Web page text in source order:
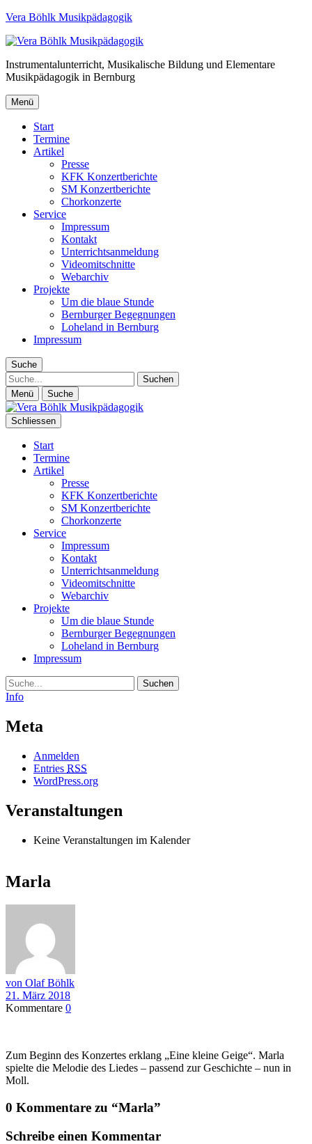
Vera Böhlk Musikpädagogik
Instrumentalunterricht, Musikalische Bildung und Elementare
Musikpädagogik in Bernburg
Menü
Start
Termine
Artikel
Presse
KFK Konzertberichte
SM Konzertberichte
Chorkonzerte
Service
Impressum
Kontakt
Unterrichtsanmeldung
Videomitschnitte
Webarchiv
Projekte
Um die blaue Stunde
Bernburger Begegnungen
Loheland in Bernburg
Impressum
Suche
Suche
Menü Suche
Schliessen
Start
Termine
Artikel
Presse
KFK Konzertberichte
SM Konzertberichte
Chorkonzerte
Service
Impressum
Kontakt
Unterrichtsanmeldung
Videomitschnitte
Webarchiv
Projekte
Um die blaue Stunde
Bernburger Begegnungen
Loheland in Bernburg
Impressum
Suche
Info
Meta
Anmelden
Entries RSS
WordPress.org
Veranstaltungen
Keine Veranstaltungen im Kalender
Marla
von Olaf Böhlk
21. März 2018
Kommentare 0
Zum Beginn des Konzertes erklang „Eine kleine Geige“. Marla
spielte die Melodie des Liedes – passend zur Geschichte – nun in
Moll.
0 Kommentare zu “Marla”
Schreibe einen Kommentar